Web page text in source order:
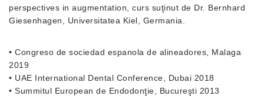
perspectives in augmentation, curs suţinut de Dr. Bernhard
Giesenhagen, Universitatea Kiel, Germania.
• Congreso de sociedad espanola de alineadores, Malaga
2019
• UAE International Dental Conference, Dubai 2018
• Summitul European de Endodonţie, Bucureşti 2013